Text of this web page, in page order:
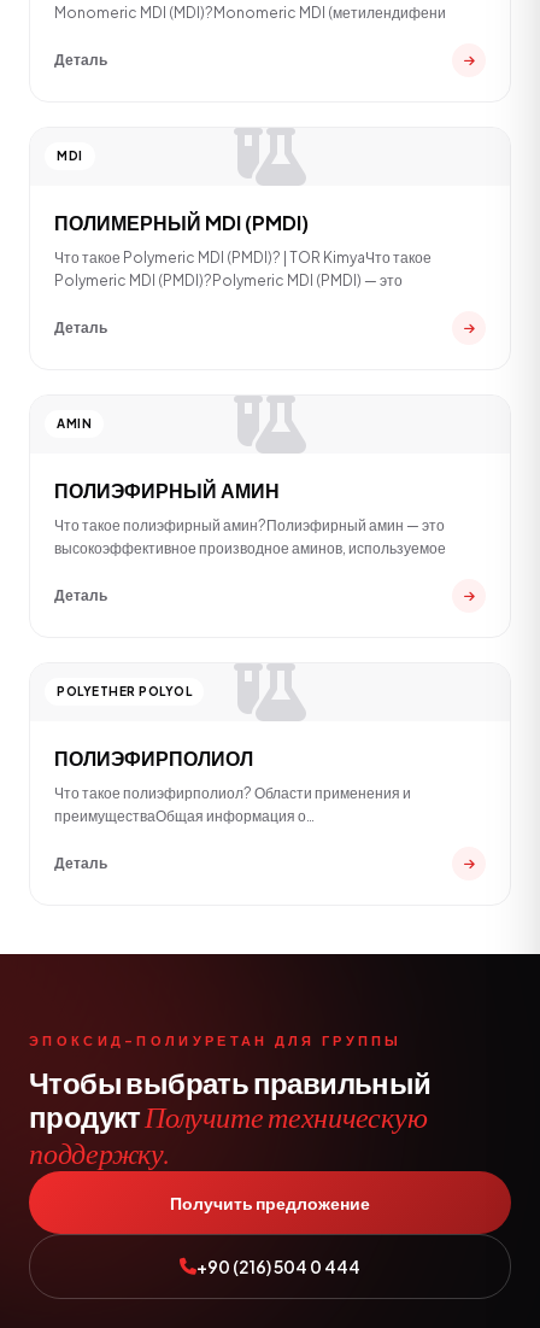
Monomeric MDI (MDI)?Monomeric MDI (метилендифени
Деталь
MDI
ПОЛИМЕРНЫЙ MDI (PMDI)
Что такое Polymeric MDI (PMDI)? | TOR KimyaЧто такое
Polymeric MDI (PMDI)?Polymeric MDI (PMDI) — это
Деталь
AMIN
ПОЛИЭФИРНЫЙ АМИН
Что такое полиэфирный амин?Полиэфирный амин — это
высокоэффективное производное аминов, используемое
Деталь
POLYETHER POLYOL
ПОЛИЭФИРПОЛИОЛ
Что такое полиэфирполиол? Области применения и
преимуществаОбщая информация о
Деталь
ЭПОКСИД-ПОЛИУРЕТАН ДЛЯ ГРУППЫ
Чтобы выбрать правильный
продуктПолучите техническую
поддержку.
Получить предложение
+90 (216) 504 0 444